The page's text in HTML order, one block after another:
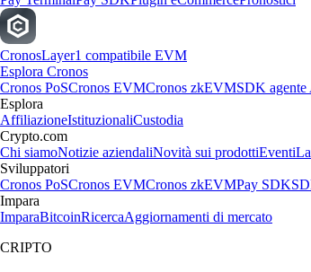
CronosLayer1 compatibile EVM
Esplora Cronos
Cronos PoSCronos EVMCronos zkEVMSDK agente
Esplora
AffiliazioneIstituzionaliCustodia
Crypto.com
Chi siamoNotizie aziendaliNovità sui prodottiEventi
Sviluppatori
Cronos PoSCronos EVMCronos zkEVMPay SDK
Impara
ImparaBitcoinRicercaAggiornamenti di mercato
CRIPTO